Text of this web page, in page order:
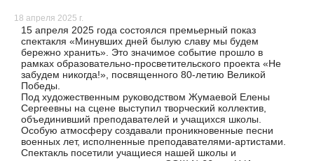
18 апреля 2025 г.
15 апреля 2025 года состоялся премьерный показ
спектакля «Минувших дней былую славу мы будем
бережно хранить». Это значимое событие прошло в
рамках образовательно-просветительского проекта «Не
забудем никогда!», посвященного 80-летию Великой
Победы.
Под художественным руководством Жумаевой Елены
Сергеевны на сцене выступил творческий коллектив,
объединивший преподавателей и учащихся школы.
Особую атмосферу создавали проникновенные песни
военных лет, исполненные преподавателями-артистами.
Спектакль посетили учащиеся нашей школы и